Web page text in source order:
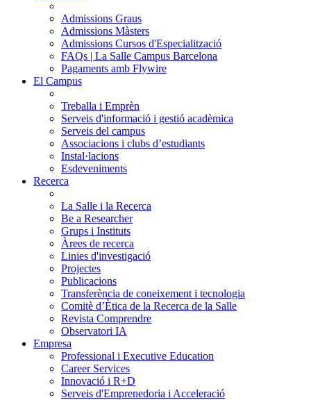
Admissions Graus
Admissions Màsters
Admissions Cursos d'Especialització
FAQs | La Salle Campus Barcelona
Pagaments amb Flywire
El Campus
Treballa i Emprèn
Serveis d'informació i gestió acadèmica
Serveis del campus
Associacions i clubs d’estudiants
Instal·lacions
Esdeveniments
Recerca
La Salle i la Recerca
Be a Researcher
Grups i Instituts
Àrees de recerca
Linies d'investigació
Projectes
Publicacions
Transferència de coneixement i tecnologia
Comitè d’Ètica de la Recerca de la Salle
Revista Comprendre
Observatori IA
Empresa
Professional i Executive Education
Career Services
Innovació i R+D
Serveis d'Emprenedoria i Acceleració